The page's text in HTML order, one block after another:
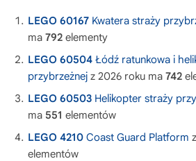
LEGO 60167 Kwatera straży
ma 792 elementy
LEGO 60504 Łódź ratunkowa i
przybrzeżnej z 2026 roku ma 742
LEGO 60503 Helikopter straży
ma 551 elementów
LEGO 4210 Coast Guard Platform
elementów